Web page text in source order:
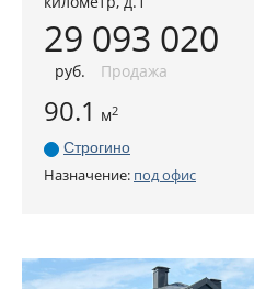
29 093 020
руб. Продажа
90.1 м2
Строгино
Назначение: под офис